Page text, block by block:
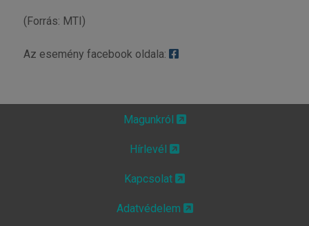
(Forrás: MTI)
Az esemény facebook oldala:
Magunkról
Hírlevél
Kapcsolat
Adatvédelem